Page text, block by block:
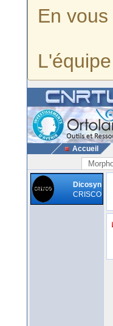
En
Accueil
Dicosyn
CRISCO